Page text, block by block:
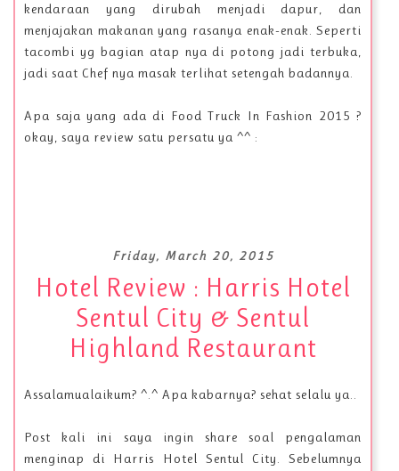
kendaraan yang dirubah menjadi dapur, dan
menjajakan makanan yang rasanya enak-enak. Seperti
tacombi yg bagian atap nya di potong jadi terbuka,
jadi saat Chef nya masak terlihat setengah badannya.
Apa saja yang ada di Food Truck In Fashion 2015 ?
okay, saya review satu persatu ya ^^ :
Friday, March 20, 2015
Hotel Review : Harris Hotel
Sentul City & Sentul
Highland Restaurant
Assalamualaikum? ^.^ Apa kabarnya? sehat selalu ya..
Post kali ini saya ingin share soal pengalaman
menginap di Harris Hotel Sentul City. Sebelumnya